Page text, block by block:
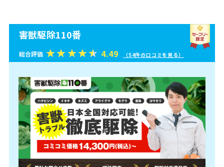
害獣駆除110番
総合評価 4.49 （54件の口コミを見る）